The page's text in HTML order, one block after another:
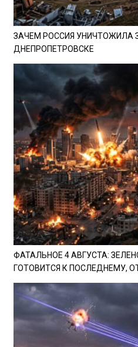
ЗАЧЕМ РОССИЯ УНИЧТОЖИЛА
ДНЕПРОПЕТРОВСКЕ
ФАТАЛЬНОЕ 4 АВГУСТА:
ГОТОВИТСЯ К ПОСЛЕДНЕМУ,